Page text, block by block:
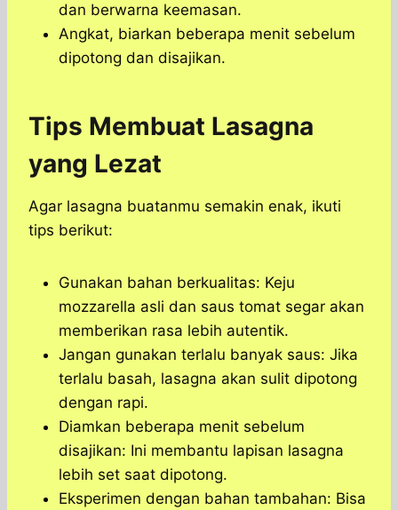
dan berwarna keemasan.
Angkat, biarkan beberapa menit sebelum
dipotong dan disajikan.
Tips Membuat Lasagna
yang Lezat
Agar lasagna buatanmu semakin enak, ikuti
tips berikut:
Gunakan bahan berkualitas: Keju
mozzarella asli dan saus tomat segar akan
memberikan rasa lebih autentik.
Jangan gunakan terlalu banyak saus: Jika
terlalu basah, lasagna akan sulit dipotong
dengan rapi.
Diamkan beberapa menit sebelum
disajikan: Ini membantu lapisan lasagna
lebih set saat dipotong.
Eksperimen dengan bahan tambahan: Bisa